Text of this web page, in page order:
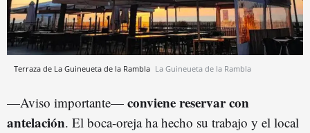
Terraza de La Guineueta de la Rambla La Guineueta de la Rambla
—Aviso importante— conviene reservar con
antelación. El boca-oreja ha hecho su trabajo y el local